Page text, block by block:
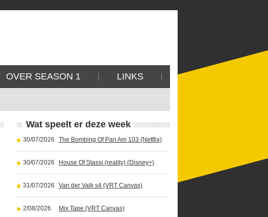
OVER SEASON 1 LINKS
Wat speelt er deze week
30/07/2026 The Bombing Of Pan Am 103 (Netflix)
30/07/2026 House Of Stassi (reality) (Disney+)
31/07/2026 Van der Valk s4 (VRT Canvas)
2/08/2026 Mix Tape (VRT Canvas)